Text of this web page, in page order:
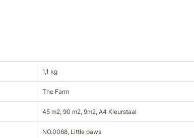
1,1 kg
The Farm
45 m2, 90 m2, 9m2, A4 Kleurstaal
NO.0068, Little paws